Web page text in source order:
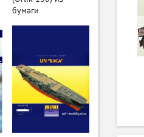
бумаги